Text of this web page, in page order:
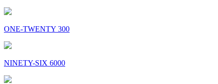
ONE-TWENTY 300
NINETY-SIX 6000